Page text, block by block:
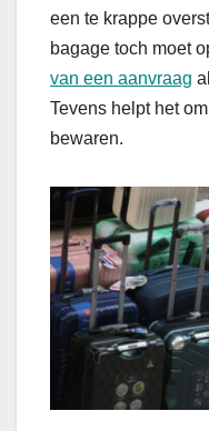
een te krappe
bagage toch moet
van een aanvraag
Tevens helpt het
bewaren.